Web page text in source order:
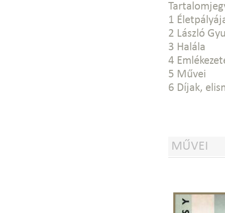
1
2 László
3 Halála
4
5 Művei
6 Díjak,
MŰVEI